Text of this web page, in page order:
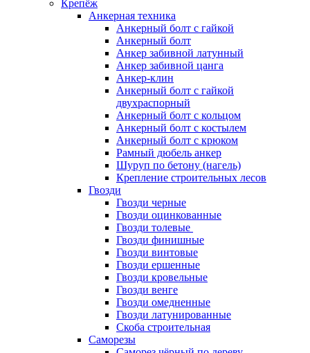
Крепёж
Анкерная техника
Анкерный болт с гайкой
Анкерный болт
Анкер забивной латунный
Анкер забивной цанга
Анкер-клин
Анкерный болт с гайкой
двухраспорный
Анкерный болт с кольцом
Анкерный болт с костылем
Анкерный болт с крюком
Рамный дюбель анкер
Шуруп по бетону (нагель)
Крепление строительных лесов
Гвозди
Гвозди черные
Гвозди оцинкованные
Гвозди толевые
Гвозди финишные
Гвозди винтовые
Гвозди ершенные
Гвозди кровельные
Гвозди венге
Гвозди омедненные
Гвозди латунированные
Скоба строительная
Саморезы